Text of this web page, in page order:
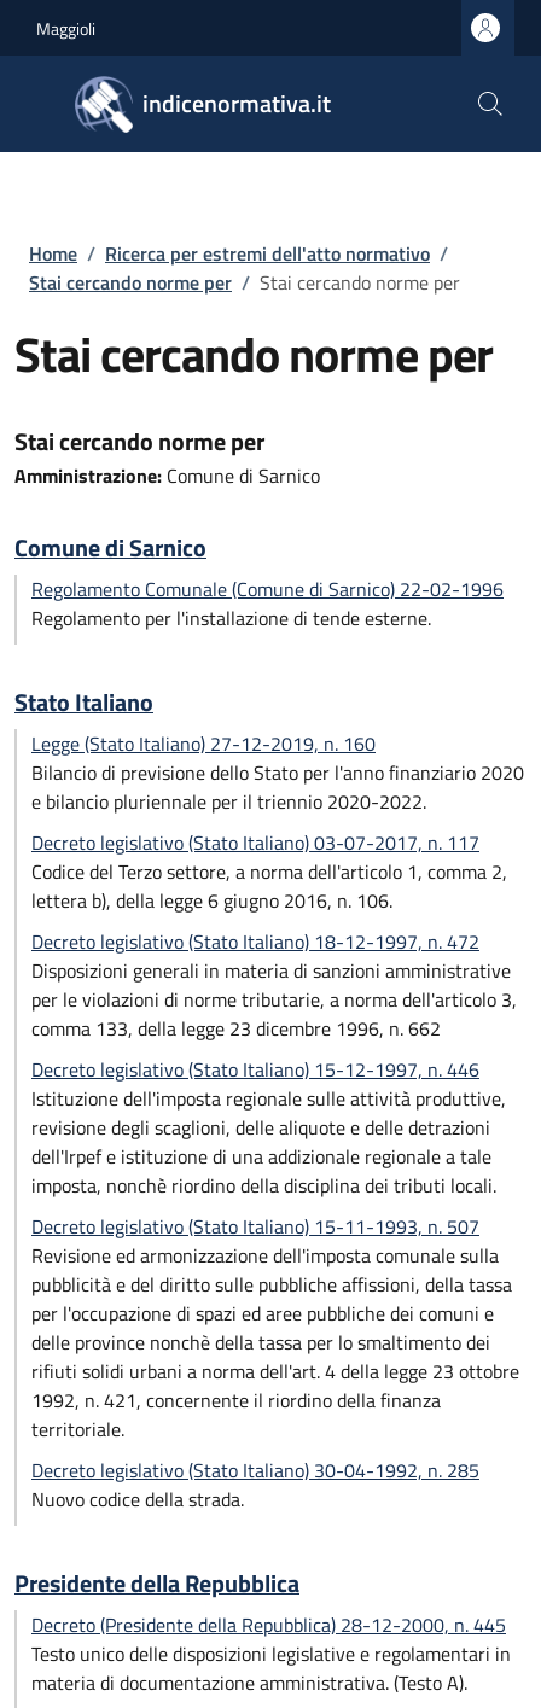
Maggioli
indicenormativa.it
Briciole di pane
Home / Ricerca per estremi dell'atto normativo /
Stai cercando norme per / Stai cercando norme per
Stai cercando norme per
Stai cercando norme per
Amministrazione: Comune di Sarnico
Comune di Sarnico
Regolamento Comunale (Comune di Sarnico) 22-02-1996
Regolamento per l'installazione di tende esterne.
Stato Italiano
Legge (Stato Italiano) 27-12-2019, n. 160
Bilancio di previsione dello Stato per l'anno finanziario 2020
e bilancio pluriennale per il triennio 2020-2022.
Decreto legislativo (Stato Italiano) 03-07-2017, n. 117
Codice del Terzo settore, a norma dell'articolo 1, comma 2,
lettera b), della legge 6 giugno 2016, n. 106.
Decreto legislativo (Stato Italiano) 18-12-1997, n. 472
Disposizioni generali in materia di sanzioni amministrative
per le violazioni di norme tributarie, a norma dell'articolo 3,
comma 133, della legge 23 dicembre 1996, n. 662
Decreto legislativo (Stato Italiano) 15-12-1997, n. 446
Istituzione dell'imposta regionale sulle attività produttive,
revisione degli scaglioni, delle aliquote e delle detrazioni
dell'Irpef e istituzione di una addizionale regionale a tale
imposta, nonchè riordino della disciplina dei tributi locali.
Decreto legislativo (Stato Italiano) 15-11-1993, n. 507
Revisione ed armonizzazione dell'imposta comunale sulla
pubblicità e del diritto sulle pubbliche affissioni, della tassa
per l'occupazione di spazi ed aree pubbliche dei comuni e
delle province nonchè della tassa per lo smaltimento dei
rifiuti solidi urbani a norma dell'art. 4 della legge 23 ottobre
1992, n. 421, concernente il riordino della finanza
territoriale.
Decreto legislativo (Stato Italiano) 30-04-1992, n. 285
Nuovo codice della strada.
Presidente della Repubblica
Decreto (Presidente della Repubblica) 28-12-2000, n. 445
Testo unico delle disposizioni legislative e regolamentari in
materia di documentazione amministrativa. (Testo A).